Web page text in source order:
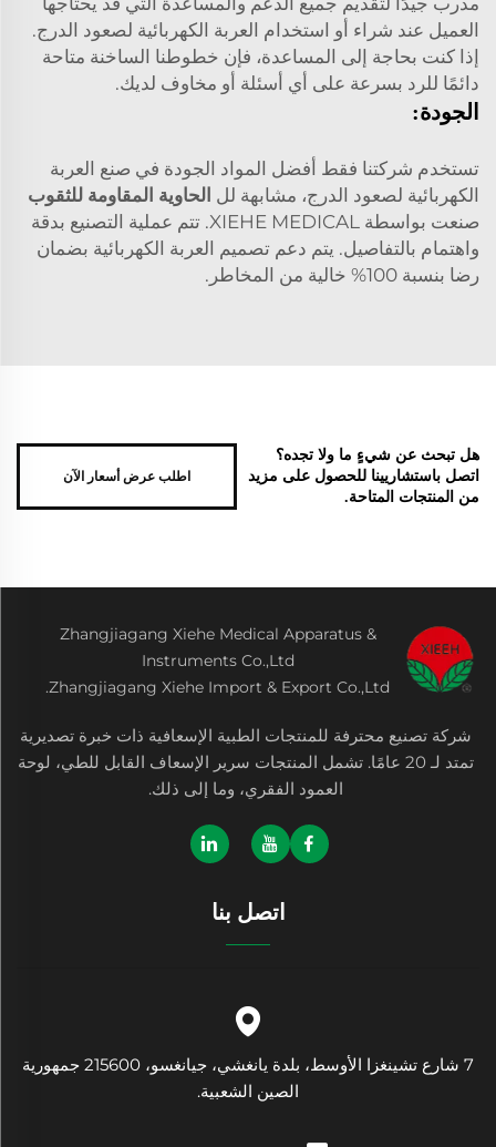
العميل عند شراء أو استخدام العربة الكهربائية لصعود الدرج.
إذا كنت بحاجة إلى المساعدة، فإن خطوطنا الساخنة متاحة
دائمًا للرد بسرعة على أي أسئلة أو مخاوف لديك.
الجودة:
تستخدم شركتنا فقط أفضل المواد الجودة في صنع العربة
الكهربائية لصعود الدرج، مشابهة لل الحاوية المقاومة للثقوب
صنعت بواسطة XIEHE MEDICAL. تتم عملية التصنيع بدقة
واهتمام بالتفاصيل. يتم دعم تصميم العربة الكهربائية بضمان
رضا بنسبة 100% خالية من المخاطر.
هل تبحث عن شيءٍ ما ولا تجده؟
اتصل باستشاريينا للحصول على مزيد
من المنتجات المتاحة.
اطلب عرض أسعار الآن
Zhangjiagang Xiehe Medical Apparatus &
Instruments Co.,Ltd
Zhangjiagang Xiehe Import & Export Co.,Ltd.
شركة تصنيع محترفة للمنتجات الطبية الإسعافية ذات خبرة تصديرية
تمتد لـ 20 عامًا. تشمل المنتجات سرير الإسعاف القابل للطي، لوحة
العمود الفقري، وما إلى ذلك.
اتصل بنا
7 شارع تشينغزا الأوسط، بلدة يانغشي، جيانغسو، 215600 جمهورية
الصين الشعبية.